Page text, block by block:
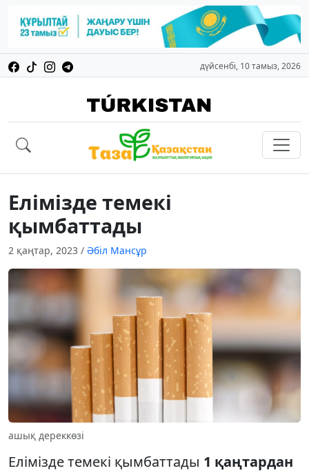
дүйсенбі, 10 тамыз, 2026
Елімізде темекі
қымбаттады
2 қаңтар, 2023 / Әбіл Мансұр
ашық дереккөзі
Елімізде темекі қымбаттады 1 қаңтардан